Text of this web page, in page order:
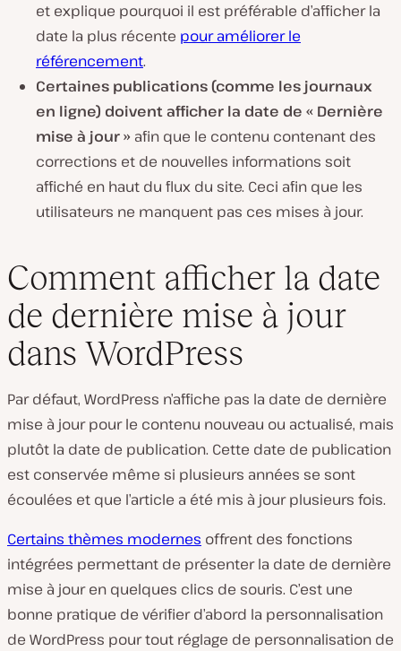
et explique pourquoi il est préférable d’afficher la
date la plus récente pour améliorer le
référencement.
Certaines publications (comme les journaux
en ligne) doivent afficher la date de « Dernière
mise à jour » afin que le contenu contenant des
corrections et de nouvelles informations soit
affiché en haut du flux du site. Ceci afin que les
utilisateurs ne manquent pas ces mises à jour.
Comment afficher la date
de dernière mise à jour
dans WordPress
Par défaut, WordPress n’affiche pas la date de dernière
mise à jour pour le contenu nouveau ou actualisé, mais
plutôt la date de publication. Cette date de publication
est conservée même si plusieurs années se sont
écoulées et que l’article a été mis à jour plusieurs fois.
Certains thèmes modernes offrent des fonctions
intégrées permettant de présenter la date de dernière
mise à jour en quelques clics de souris. C’est une
bonne pratique de vérifier d’abord la personnalisation
de WordPress pour tout réglage de personnalisation de